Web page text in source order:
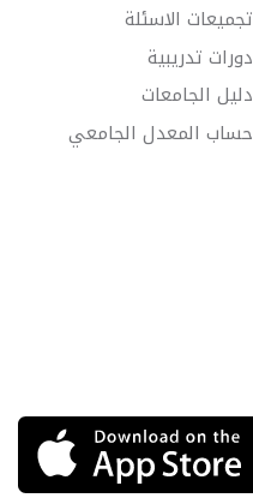
تجميعات الاسئلة
دورات تدريبية
دليل الجامعات
حساب المعدل الجامعي